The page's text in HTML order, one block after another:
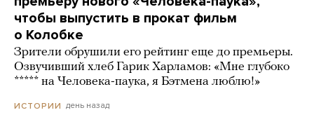
чтобы выпустить в прокат фильм
о Колобке
Зрители обрушили его рейтинг еще до премьеры.
Озвучивший хлеб Гарик Харламов: «Мне глубоко
***** на Человека-паука, я Бэтмена люблю!»
ИСТОРИИ день назад